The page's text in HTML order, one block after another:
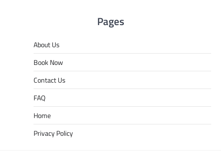
Pages
About Us
Book Now
Contact Us
FAQ
Home
Privacy Policy